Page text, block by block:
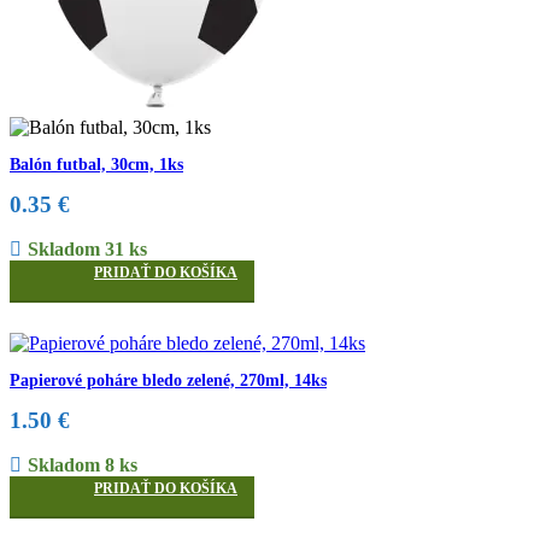
Balón futbal, 30cm, 1ks
0.35 €
Skladom 31 ks
PRIDAŤ DO KOŠÍKA
Papierové poháre bledo zelené, 270ml, 14ks
1.50 €
Skladom 8 ks
PRIDAŤ DO KOŠÍKA